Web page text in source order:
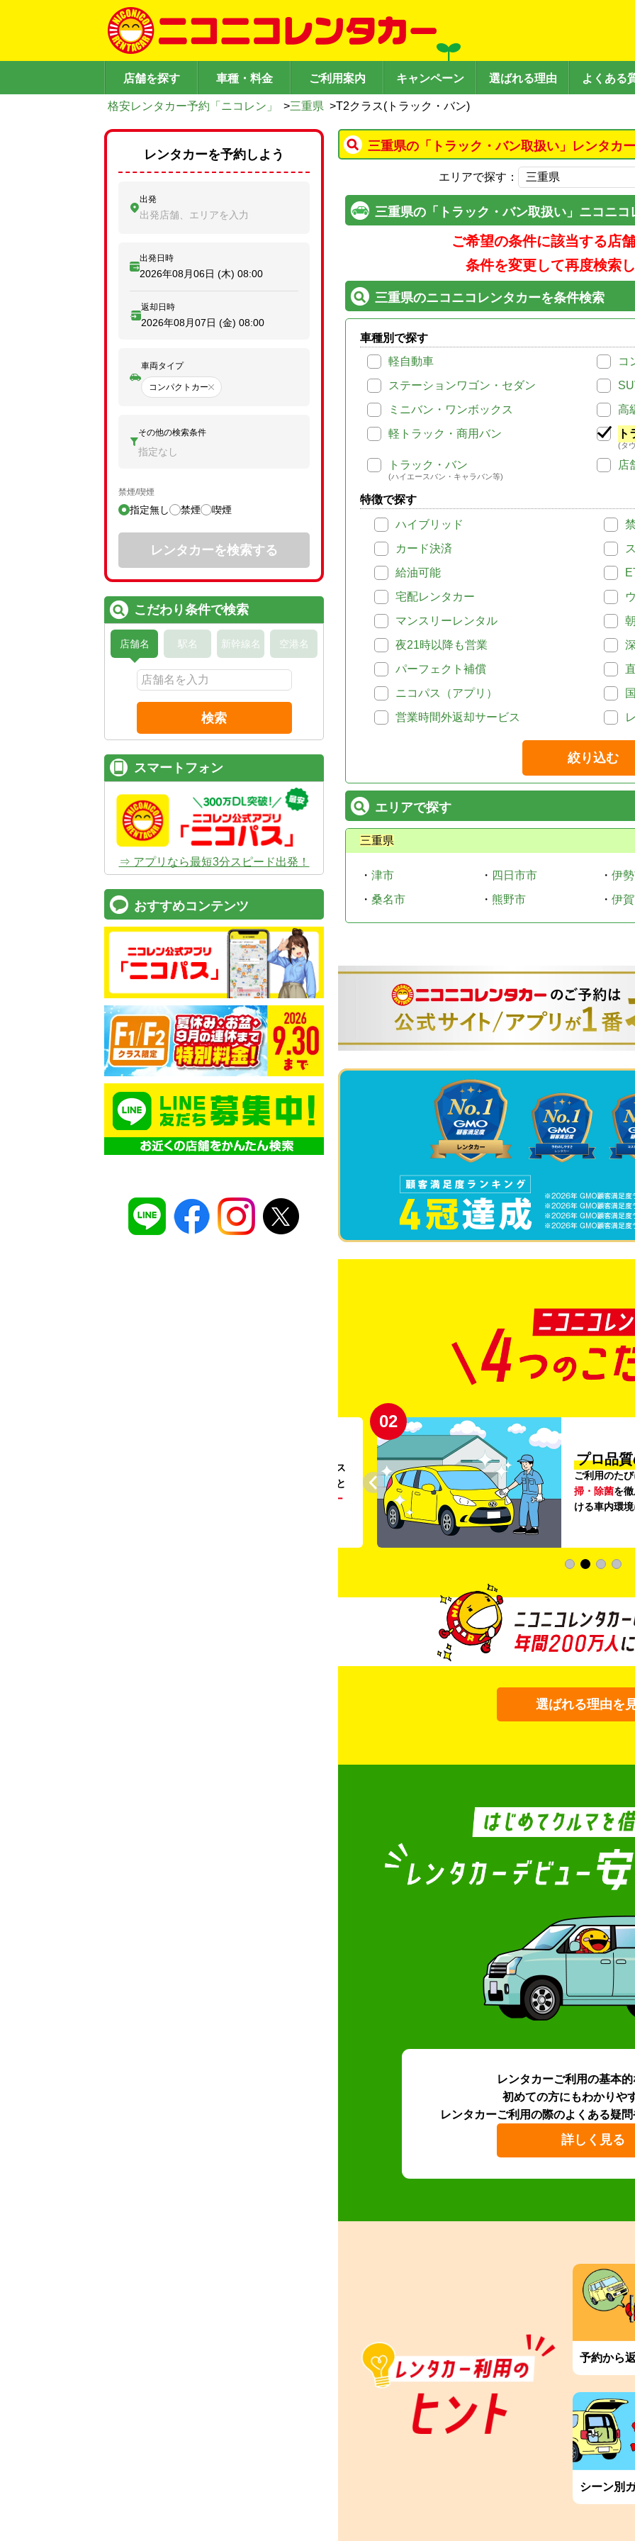
店舗を探す 車種・料金 ご利用案内 キャンペーン 選ばれる理由 よくある
格安レンタカー予約「ニコレン」 >三重県 >T2クラス(トラック・バン)
三重県の「トラック・バン取扱い」レンタカ
エリアで探す：
三重県の「トラック・バン取扱い」ニコニ
ご希望の条件に該当する店
条件を変更して再度検索
三重県のニコニコレンタカーを条件検索
車種別で探す
軽自動車
コ
ステーションワゴン・セダン
ミニバン・ワンボックス
高
軽トラック・商用バン
(タ
トラック・バン
(ハイエースバン・キャラバン等)
店
特徴で探す
ハイブリッド
カード決済
給油可能
宅配レンタカー
マンスリーレンタル
夜21時以降も営業
パーフェクト補償
ニコパス（アプリ）
営業時間外返却サービス
絞り込む
エリアで探す
三重県
・ 津市 ・ 四日市市 ・ 伊
・ 桑名市 ・ 熊野市 ・ 伊
。ガソリンス
タンドや整備工場の既存インフラを活用すること
リー
02
プロ品
ご利用のた
掃・除菌を
ける車内環
選ばれる理由を
レンタカーご利用の基本
初めての方にもわかりや
レンタカーご利用の際のよくある疑問
詳しく見る
予約から
シーン別
レンタカーを予約しよう
出発
出発店舗、エリアを入力
出発日時
2026年08月06日 (木) 08:00
返却日時
2026年08月07日 (金) 08:00
車両タイプ
コンパクトカー
その他の検索条件
指定なし
禁煙/喫煙
指定無し 禁煙 喫煙
レンタカーを検索する
こだわり条件で検索
店舗名 駅名 新幹線名 空港名
検索
スマートフォン
⇒ アプリなら最短3分スピード出発！
おすすめコンテンツ